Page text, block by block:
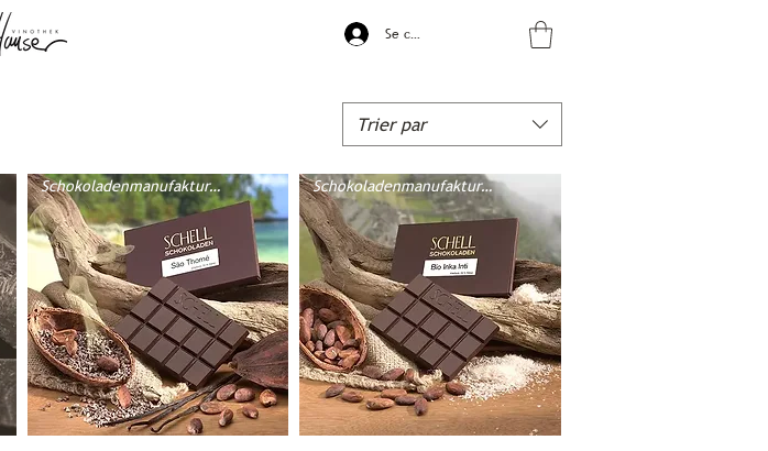
Se connecter
Trier par
Schokoladenmanufaktur Schell Schokoladenmanufaktur Schell